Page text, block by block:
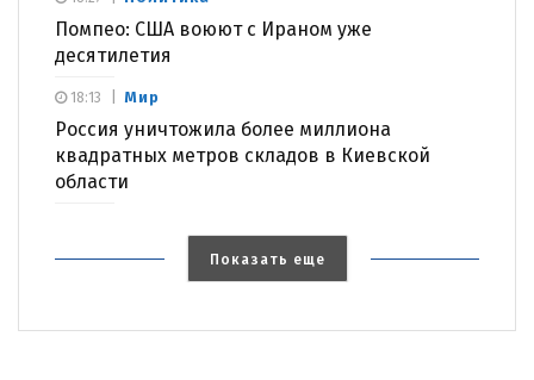
Помпео: США воюют с Ираном уже
десятилетия
Мир
Россия уничтожила более миллиона
квадратных метров складов в Киевской
области
18:13
Показать еще